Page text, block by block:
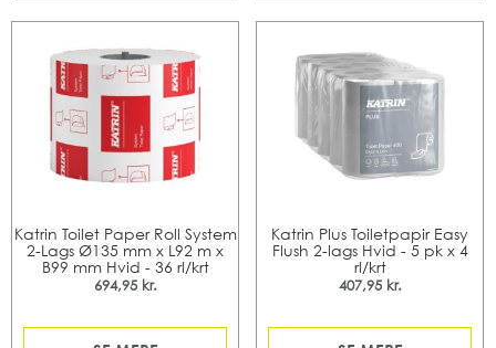
Katrin Toilet Paper Roll System
2-Lags Ø135 mm x L92 m x
B99 mm Hvid - 36 rl/krt
694,95 kr.
Katrin Plus Toiletpapir Easy
Flush 2-lags Hvid - 5 pk x 4
rl/krt
407,95 kr.